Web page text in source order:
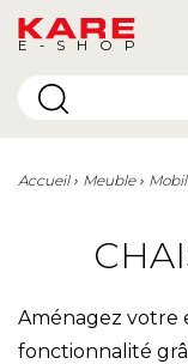
E-SHOP
Accueil Meuble
Aménagez votre
fonctionnalité